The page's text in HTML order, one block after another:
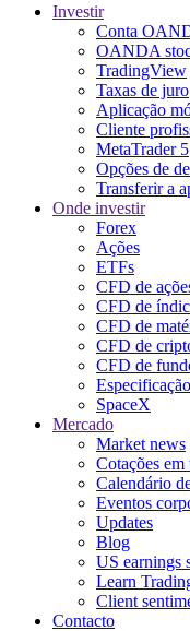
Investir
Conta
OANDA
TradingView
Taxas de juro
Aplicação
Cliente
MetaTrader 5
Opções de
Transferir a
Onde investir
Forex
Ações
ETFs
CFD de
CFD de
CFD de
CFD de
CFD de
SpaceX
Mercado
Market news
Cotações em
Calendário
Eventos
Updates
Blog
US earnings
Learn
Client
Contacto